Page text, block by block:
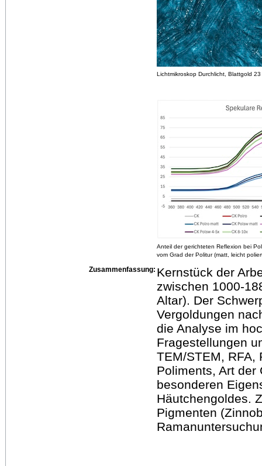
Lichtmikroskop Durchlicht, Blattgold
Anteil der gerichteten Reflexion bei
vom Grad der Politur (matt, leicht
Zusammenfassung: Kernstück der
zwischen 1000-
Altar). Der
Vergoldungen
die Analyse im
Fragestellungen
TEM/STEM, RFA,
Poliments, Art der
besonderen
Häutchengoldes.
Pigmenten